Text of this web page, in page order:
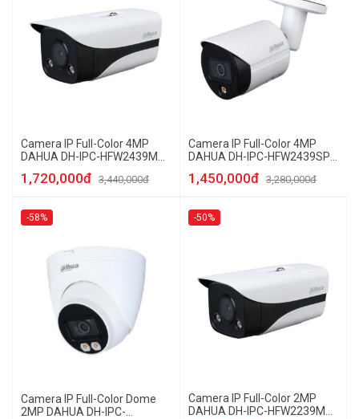
Camera IP Full-Color 4MP
DAHUA DH-IPC-HFW2439MP-
1,720,000đ 3,440,000đ
Camera IP Full-Color 4MP
DAHUA DH-IPC-HFW2439SP-
1,450,000đ 3,280,000đ
-58%
Camera IP Full-Color Dome
2MP DAHUA DH-IPC-
-50%
Camera IP Full-Color 2MP
DAHUA DH-IPC-HFW2239MP-